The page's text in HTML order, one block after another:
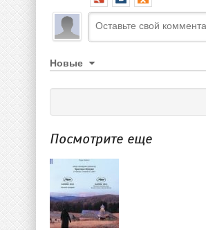
Новые
Посмотрите еще